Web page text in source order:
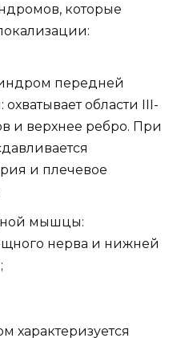
которые
передней
области III-
и верхнее ребро. При
и плечевое
мышцы:
нерва и нижней
характеризуется